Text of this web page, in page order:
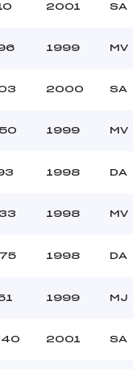
2001 SA
1999 MV
2000 SA
1999 MV
1998 DA
1998 MV
1998 DA
1999 MJ
2001 SA